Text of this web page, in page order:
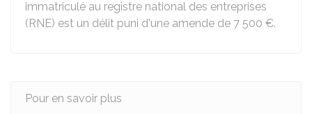
immatriculé au registre national des entreprises
(RNE) est un délit puni d'une amende de 7 500 €.
Pour en savoir plus